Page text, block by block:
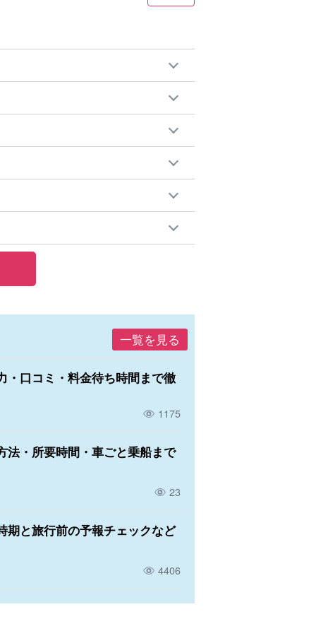
一覧を見る
・口コミ・料金待ち時間まで徹
1175
法・所要時間・車ごと乗船まで
23
期と旅行前の予報チェックなど
4406